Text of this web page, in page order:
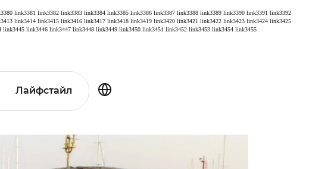
link3381 link3382 link3383 link3384 link3385 link3386 link3387 link3388 link3389 link3390 link3391 link3392
link3414 link3415 link3416 link3417 link3418 link3419 link3420 link3421 link3422 link3423 link3424 link3425
link3445 link3446 link3447 link3448 link3449 link3450 link3451 link3452 link3453 link3454 link3455
Лайфстайл